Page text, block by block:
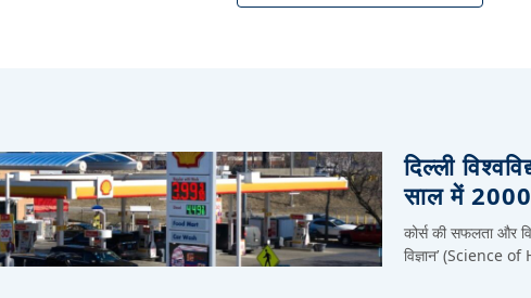
दिल्ली
साल में 2000
कोर्स की सफलता और
विज्ञान’ (Science